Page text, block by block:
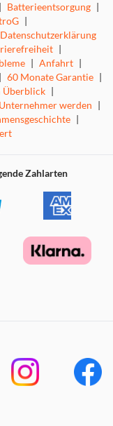
| Batterieentsorgung |
|
Datenschutzerklärung
|
| Anfahrt |
| 60 Monate Garantie |
Überblick |
Unternehmer werden |
|
Zahlarten